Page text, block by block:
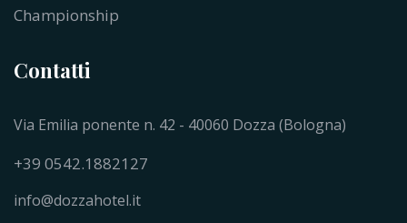
Championship
Contatti
Via Emilia ponente n. 42 - 40060 Dozza (Bologna)
+39 0542.1882127
info@dozzahotel.it